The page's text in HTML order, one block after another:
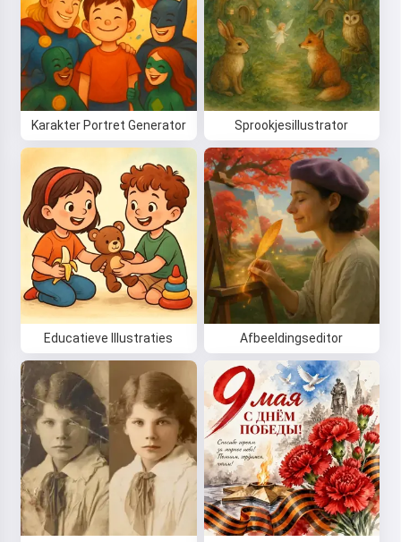
Karakter Portret Generator Sprookjesillustrator
Educatieve Illustraties Afbeeldingseditor